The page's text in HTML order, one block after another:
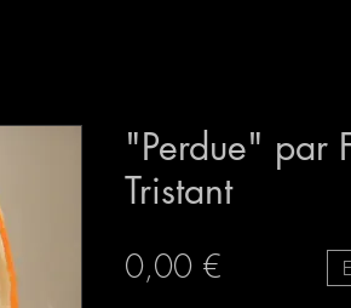
"Perdue" par
Tristant
0,00 €